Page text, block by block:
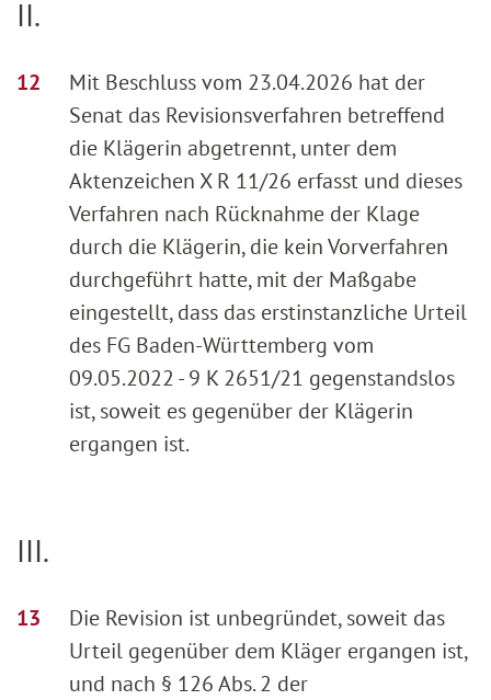
II.
Mit Beschluss vom 23.04.2026 hat der
Senat das Revisionsverfahren betreffend
die Klägerin abgetrennt, unter dem
Aktenzeichen X R 11/26 erfasst und dieses
Verfahren nach Rücknahme der Klage
durch die Klägerin, die kein Vorverfahren
durchgeführt hatte, mit der Maßgabe
eingestellt, dass das erstinstanzliche Urteil
des FG Baden-Württemberg vom
09.05.2022 - 9 K 2651/21 gegenstandslos
ist, soweit es gegenüber der Klägerin
ergangen ist.
III.
Die Revision ist unbegründet, soweit das
Urteil gegenüber dem Kläger ergangen ist,
und nach § 126 Abs. 2 der